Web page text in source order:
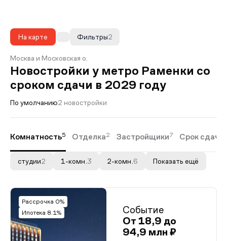
На карте 2
Фильтры
Москва и Московская о.
Новостройки у метро Раменки со
сроком сдачи в 2029 году
По умолчанию2 новостройки
Комнатность5 Отделка2 Застройщики7 Срок сдачи
студии2 1-комн. 3 2-комн. 6 Показать ещё
Рассрочка 0%
Ипотека 8.1%
Событие
От 18,9 до
94,9 млн ₽